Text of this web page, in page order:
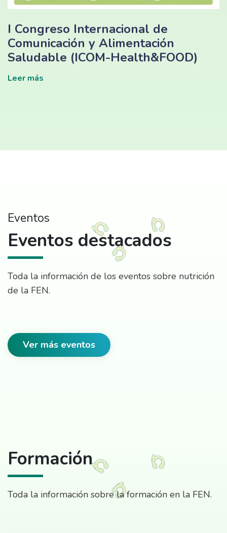
I Congreso Internacional de
Comunicación y Alimentación
Saludable (ICOM-Health&FOOD)
Leer más
Eventos
Eventos destacados
Toda la información de los eventos sobre nutrición
de la FEN.
Ver más eventos
Formación
Toda la información sobre la formación en la FEN.